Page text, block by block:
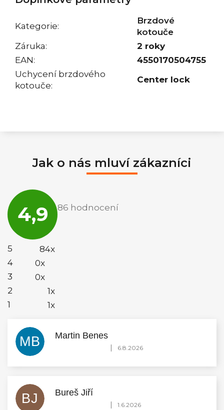
Kategorie:
Brzdové
kotouče
Záruka:
2 roky
EAN:
4550170504755
Uchycení brzdového
kotouče:
Center lock
Jak o nás mluví zákazníci
4,9
obchodu
je
86 hodnocení
5
84x
4
0x
3
0x
2
1x
1
1x
MB Martin Benes
Hodnocení obchodu je 5 z 5 hvězdiček.
| 6.8.2026
BJ Bureš Jiří
Hodnocení obchodu je 5 z 5 hvězdiček.
| 1.6.2026